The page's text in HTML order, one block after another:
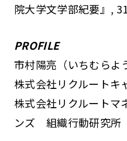
院大学文学部紀要』,
PROFILE
市村陽亮（いちむらよ
株式会社リクルートキ
株式会社リクルートマ
ンズ 組織行動研究